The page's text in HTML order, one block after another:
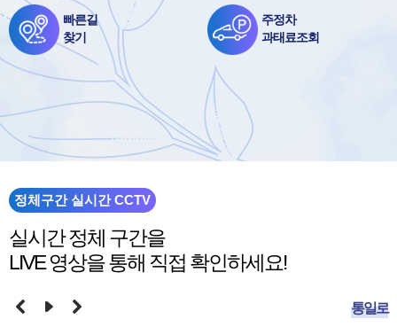
빠른길
찾기
주정차
과태료조회
정체구간 실시간 CCTV
실시간 정체 구간을
LIVE 영상을 통해 직접 확인하세요!
통일로